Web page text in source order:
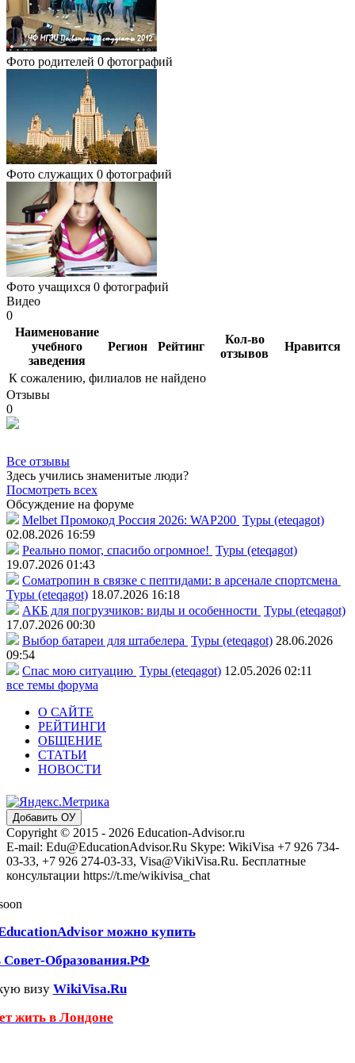
Фото родителей 0 фотографий
Фото служащих 0 фотографий
Фото учащихся 0 фотографий
Видео
0
Наименование
учебного
заведения
Регион Рейтинг
Кол-во
отзывов
Нравится
К сожалению, филиалов не найдено
Отзывы
0
Все отзывы
Здесь учились знаменитые люди?
Посмотреть всех
Обсуждение на форуме
Melbet Промокод Россия 2026: WAP200 Туры (eteqagot)
02.08.2026 16:59
Реально помог, спасибо огромное! Туры (eteqagot)
19.07.2026 01:43
Соматропин в связке с пептидами: в арсенале спортсмена
Туры (eteqagot) 18.07.2026 16:18
АКБ для погрузчиков: виды и особенности Туры (eteqagot)
17.07.2026 00:30
Выбор батареи для штабелера Туры (eteqagot) 28.06.2026
09:54
Спас мою ситуацию Туры (eteqagot) 12.05.2026 02:11
все темы форума
О САЙТЕ
РЕЙТИНГИ
ОБЩЕНИЕ
СТАТЬИ
НОВОСТИ
Добавить ОУ
Copyright © 2015 - 2026 Education-Advisor.ru
E-mail: Edu@EducationAdvisor.Ru Skype: WikiVisa +7 926 734-
03-33, +7 926 274-03-33, Visa@VikiVisa.Ru. Бесплатные
консультации https://t.me/wikivisa_chat
можно купить
Совет-Образования.РФ
визу WikiVisa.Ru
жить в Лондоне